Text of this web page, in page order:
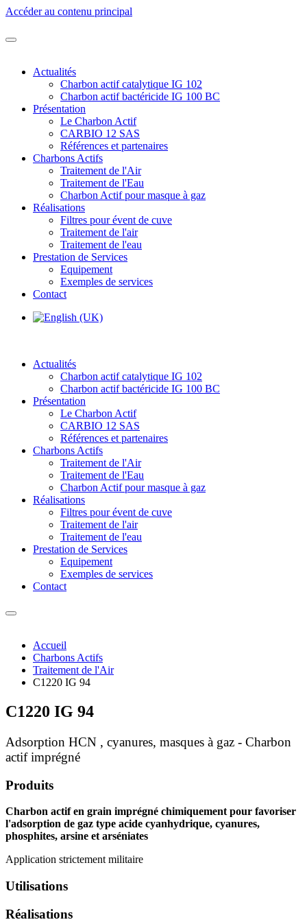
Accéder au contenu principal
Actualités
Charbon actif catalytique IG 102
Charbon actif bactéricide IG 100 BC
Présentation
Le Charbon Actif
CARBIO 12 SAS
Références et partenaires
Charbons Actifs
Traitement de l'Air
Traitement de l'Eau
Charbon Actif pour masque à gaz
Réalisations
Filtres pour évent de cuve
Traitement de l'air
Traitement de l'eau
Prestation de Services
Equipement
Exemples de services
Contact
Actualités
Charbon actif catalytique IG 102
Charbon actif bactéricide IG 100 BC
Présentation
Le Charbon Actif
CARBIO 12 SAS
Références et partenaires
Charbons Actifs
Traitement de l'Air
Traitement de l'Eau
Charbon Actif pour masque à gaz
Réalisations
Filtres pour évent de cuve
Traitement de l'air
Traitement de l'eau
Prestation de Services
Equipement
Exemples de services
Contact
Accueil
Charbons Actifs
Traitement de l'Air
C1220 IG 94
C1220 IG 94
Adsorption HCN , cyanures, masques à gaz - Charbon
actif imprégné
Produits
Charbon actif en grain imprégné chimiquement pour favoriser
l'adsorption de gaz type acide cyanhydrique, cyanures,
phosphites, arsine et arséniates
Application strictement militaire
Utilisations
Réalisations